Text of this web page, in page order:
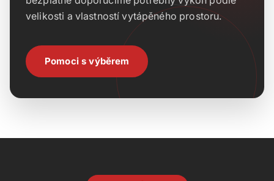
velikosti a vlastností vytápěného prostoru.
Pomoci s výběrem